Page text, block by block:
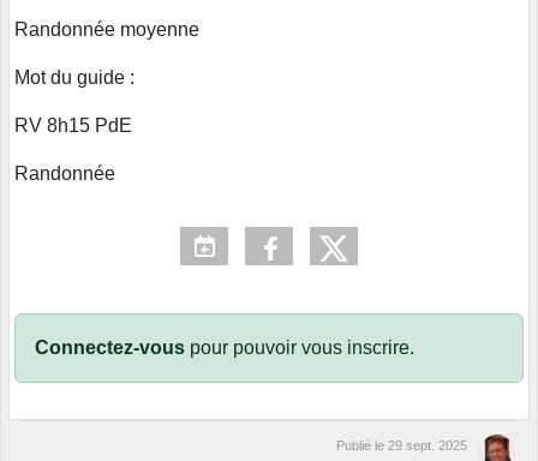
Randonnée moyenne
Mot du guide :
RV 8h15 PdE
Randonnée
Connectez-vous pour pouvoir vous inscrire.
Publié le 29 sept. 2025